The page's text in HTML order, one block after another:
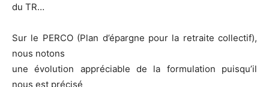
du TR…
Sur le PERCO (Plan d’épargne pour la retraite collectif),
nous notons
une évolution appréciable de la formulation puisqu’il
nous est précisé